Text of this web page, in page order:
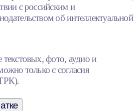
с российским и
об интеллектуальной
фото, аудио и
только с согласия